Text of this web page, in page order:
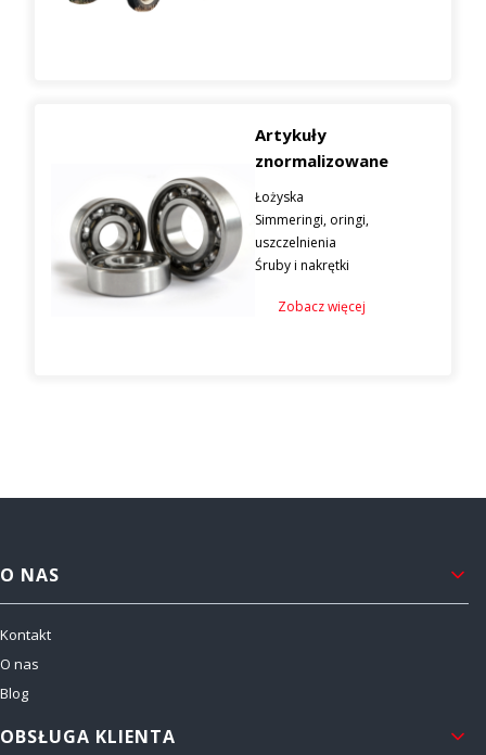
Artykuły
znormalizowane
Łożyska
Simmeringi, oringi,
uszczelnienia
Śruby i nakrętki
Zobacz więcej
Linki w stopce
O NAS
Kontakt
O nas
Blog
OBSŁUGA KLIENTA